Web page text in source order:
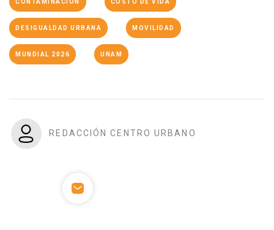
CONTAMINACIÓN COSTO DE VIDA
DESIGUALDAD URBANA MOVILIDAD
MUNDIAL 2026 UNAM
REDACCIÓN CENTRO URBANO